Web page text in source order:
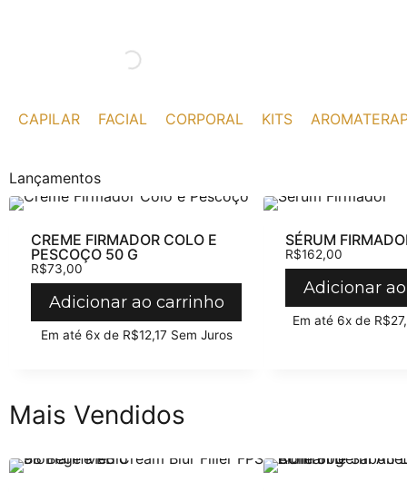
CAPILAR FACIAL CORPORAL KITS
Lançamentos
CREME FIRMADOR COLO E
PESCOÇO 50 G
R$73,00
Adicionar ao carrinho
Em até 6x de R$12,17 Sem Juros
SÉRUM
R$162,00
Adicionar
Em até 6x de R$
Mais Vendidos